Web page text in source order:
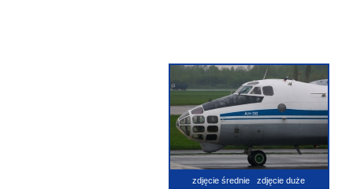
zdjęcie średnie zdjęcie duże